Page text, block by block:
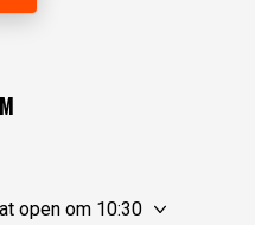
open om 10:30